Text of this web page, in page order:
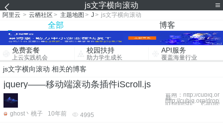
js文字横向滚动
阿里云 > 云栖社区 > 主题地图 > J > js文字横向滚动
全部 博客
免费套餐
上云实践机会
校园扶持
助力学生成长
API服务
覆盖海量行业
js文字横向滚动 相关的博客
jquery——移动端滚动条插件iScroll.js
官网：http://
新：
http://cubiq.org/
to-refresh/
ghost丶桃子
10年前 4995